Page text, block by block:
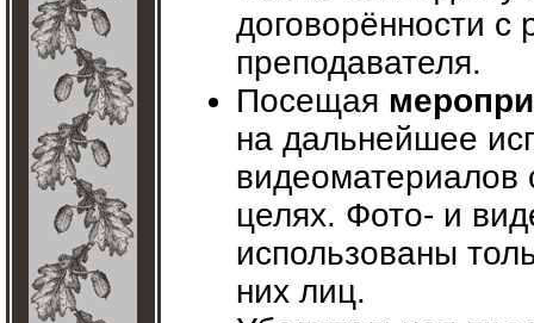
договорённости с
преподавателя.
Посещая
на дальнейшее
видеоматериалов
целях. Фото- и
использованы
них лиц.